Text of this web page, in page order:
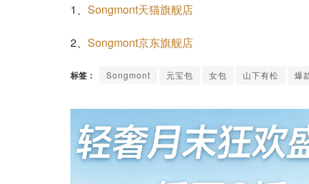
1、 Songmont天猫旗舰店
2、 Songmont京东旗舰店
标签： Songmont 元宝包 女包 山下有松 爆